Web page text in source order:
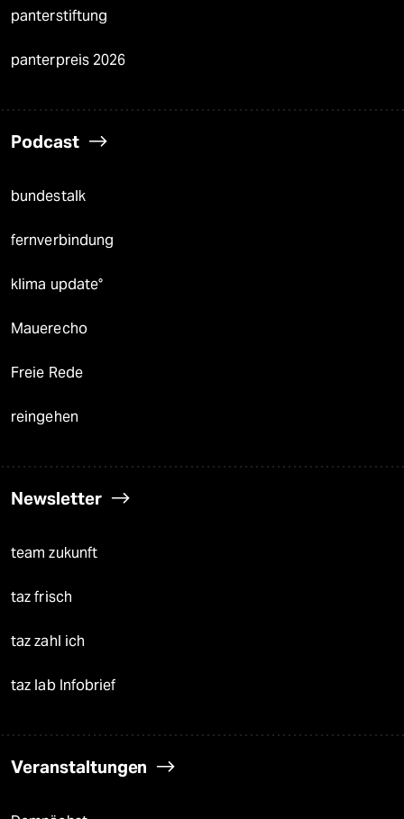
panterstiftung
panterpreis 2026
Podcast
bundestalk
fernverbindung
klima update°
Mauerecho
Freie Rede
reingehen
Newsletter
team zukunft
taz frisch
taz zahl ich
taz lab Infobrief
Veranstaltungen